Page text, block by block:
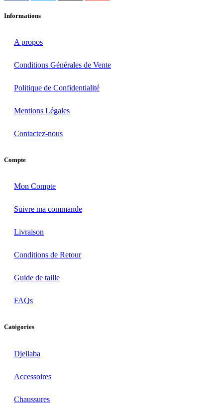
Informations
A propos
Conditions Générales de Vente
Politique de Confidentialité
Mentions Légales
Contactez-nous
Compte
Mon Compte
Suivre ma commande
Livraison
Conditions de Retour
Guide de taille
FAQs
Catégories
Djellaba
Accessoires
Chaussures